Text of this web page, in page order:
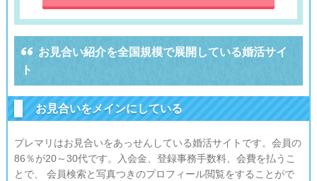
 お見合い紹介を全国規模で展開している婚活サイ
ト
お見合いをメインにしている
プレマリはお見合いをあっせんしている婚活サイトです。会員の
86％が20～30代です。入会金、登録事務手数料、会費を払うこ
とで、 会員検索と写真つきのプロフィール閲覧をすることがで